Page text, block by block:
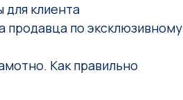
для клиента
продавца по эксклюзивному
Как правильно